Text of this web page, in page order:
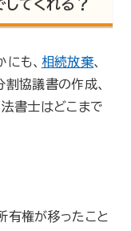
てくれる？
も、 相続放棄、
協議書の作成、
書士はどこまで
有権が移ったこと